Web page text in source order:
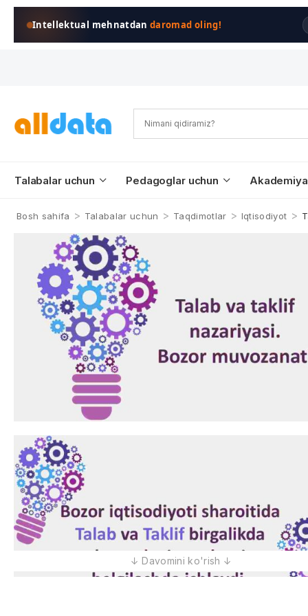
Intellektual mehnatdandaromad oling!
Talabalar uchun Pedagoglar uchun
Bosh sahifa > Talabalar uchun > Taqdimotlar > Iqtisodiyot >